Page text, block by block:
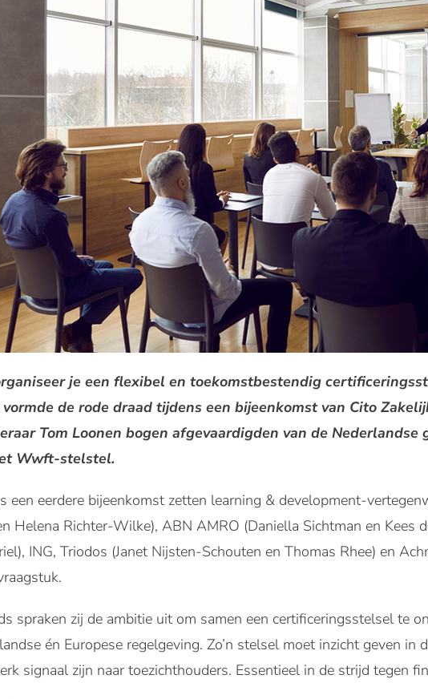
je een flexibel en toekomstbestendig
de rode draad tijdens een bijeenkomst van Cito
Tom Loonen bogen afgevaardigden van de
Wwft-stelstel.
een eerdere bijeenkomst zetten learning & development-
Helena Richter-Wilke), ABN AMRO (Daniella Sichtman en Kees
ING, Triodos (Janet Nijsten-Schouten en Thomas Rhee) en
spraken zij de ambitie uit om samen een certificeringsstelsel te
én Europese regelgeving. Zo’n stelsel moet inzicht geven in
signaal zijn naar toezichthouders. Essentieel in de strijd tegen